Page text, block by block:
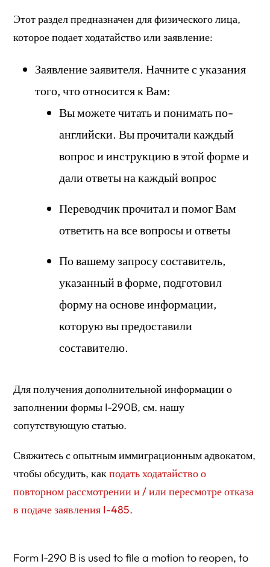
Этот раздел предназначен для физического лица,
которое подает ходатайство или заявление:
Заявление заявителя. Начните с указания
того, что относится к Вам:
Вы можете читать и понимать по-
английски. Вы прочитали каждый
вопрос и инструкцию в этой форме и
дали ответы на каждый вопрос
Переводчик прочитал и помог Вам
ответить на все вопросы и ответы
По вашему запросу составитель,
указанный в форме, подготовил
форму на основе информации,
которую вы предоставили
составителю.
Для получения дополнительной информации о
заполнении формы I-290B, см. нашу
сопутствующую статью.
Свяжитесь с опытным иммиграционным адвокатом,
чтобы обсудить, какподать ходатайство о
повторном рассмотрении и / или пересмотре отказа
в подаче заявления I-485.
Form I-290 B is used to file a motion to reopen, to